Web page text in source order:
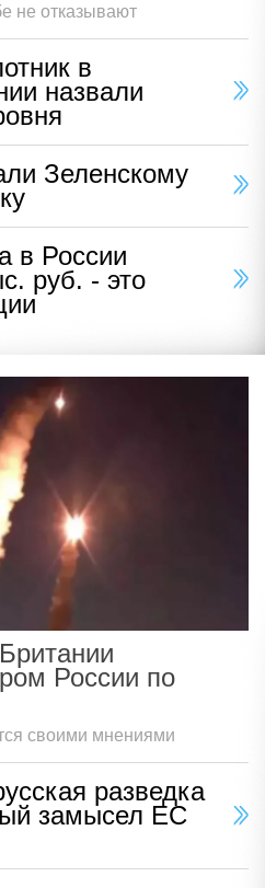
не отказывают
в
назвали
Зеленскому
в России
руб. - это
России по
своими мнениями
разведка
замысел ЕС